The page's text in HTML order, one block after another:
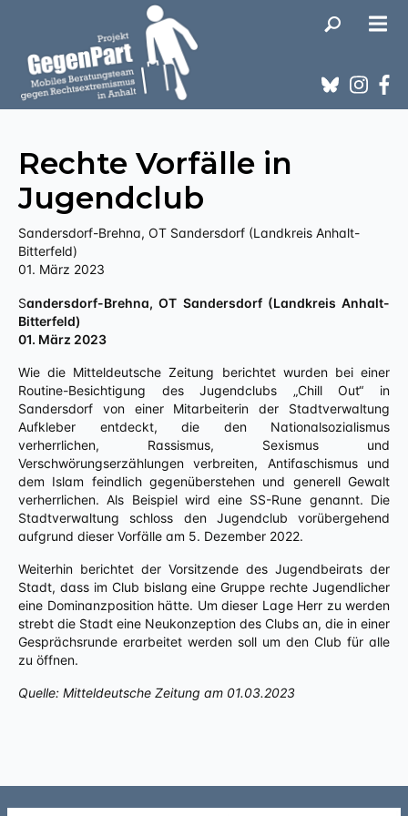
Rechte Vorfälle in
Jugendclub
Sandersdorf-Brehna, OT Sandersdorf (Landkreis Anhalt-
Bitterfeld)
01. März 2023
Sandersdorf-Brehna, OT Sandersdorf (Landkreis Anhalt-
Bitterfeld)
01. März 2023
Wie die Mitteldeutsche Zeitung berichtet wurden bei einer
Routine-Besichtigung des Jugendclubs „Chill Out“ in
Sandersdorf von einer Mitarbeiterin der Stadtverwaltung
Aufkleber entdeckt, die den Nationalsozialismus
verherrlichen, Rassismus, Sexismus und
Verschwörungserzählungen verbreiten, Antifaschismus und
dem Islam feindlich gegenüberstehen und generell Gewalt
verherrlichen. Als Beispiel wird eine SS-Rune genannt. Die
Stadtverwaltung
schloss den Jugendclub vorübergehend
aufgrund dieser Vorfälle am 5. Dezember 2022.
Weiterhin berichtet der Vorsitzende des Jugendbeirats der
Stadt, dass im Club bislang eine Gruppe rechte Jugendlicher
eine Dominanzposition hätte. Um dieser Lage Herr zu werden
strebt die Stadt eine Neukonzeption des Clubs an, die in einer
Gesprächsrunde erarbeitet werden soll um den Club für alle
zu öffnen.
Quelle: Mitteldeutsche Zeitung am 01.03.2023